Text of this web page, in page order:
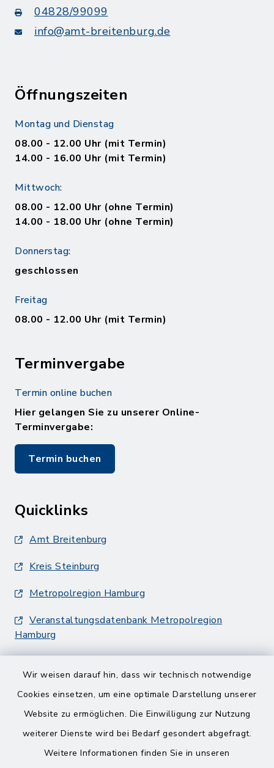
Wir weisen darauf hin, dass wir technisch notwendige
Cookies einsetzen, um eine optimale Darstellung unserer
Website zu ermöglichen. Die Einwilligung zur Nutzung
weiterer Dienste wird bei Bedarf gesondert abgefragt.
Weitere Informationen finden Sie in unseren
04828/99099
info@amt-breitenburg.de
Öffnungszeiten
Montag und Dienstag
08.00 - 12.00 Uhr (mit Termin)
14.00 - 16.00 Uhr (mit Termin)
Mittwoch:
08.00 - 12.00 Uhr (ohne Termin)
14.00 - 18.00 Uhr (ohne Termin)
Donnerstag:
geschlossen
Freitag
08.00 - 12.00 Uhr (mit Termin)
Terminvergabe
Termin online buchen
Hier gelangen Sie zu unserer Online-
Terminvergabe:
Termin buchen
Quicklinks
Amt Breitenburg
Kreis Steinburg
Metropolregion Hamburg
Veranstaltungsdatenbank Metropolregion
Hamburg
Barrierefreiheit